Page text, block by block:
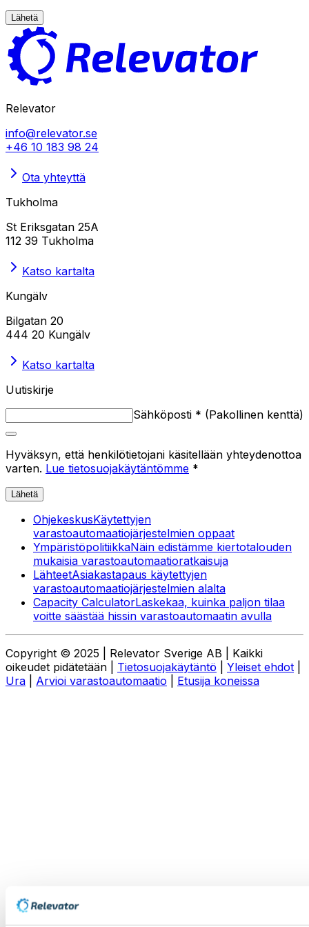
Lähetä
Relevator
info@relevator.se
+46 10 183 98 24
Ota yhteyttä
Tukholma
St Eriksgatan 25A
112 39 Tukholma
Katso kartalta
Kungälv
Bilgatan 20
444 20 Kungälv
Katso kartalta
Uutiskirje
Sähköposti * (Pakollinen kenttä)
Hyväksyn, että henkilötietojani käsitellään yhteydenottoa
varten. Lue tietosuojakäytäntömme *
Lähetä
OhjekeskusKäytettyjen
varastoautomaatiojärjestelmien oppaat
YmpäristöpolitiikkaNäin edistämme kiertotalouden
mukaisia varastoautomaatioratkaisuja
LähteetAsiakastapaus käytettyjen
varastoautomaatiojärjestelmien alalta
Capacity CalculatorLaskekaa, kuinka paljon tilaa
voitte säästää hissin varastoautomaatin avulla
Copyright © 2025 | Relevator Sverige AB | Kaikki
oikeudet pidätetään | Tietosuojakäytäntö Yleiset ehdot
Ura
Arvioi varastoautomaatio Etusija koneissa